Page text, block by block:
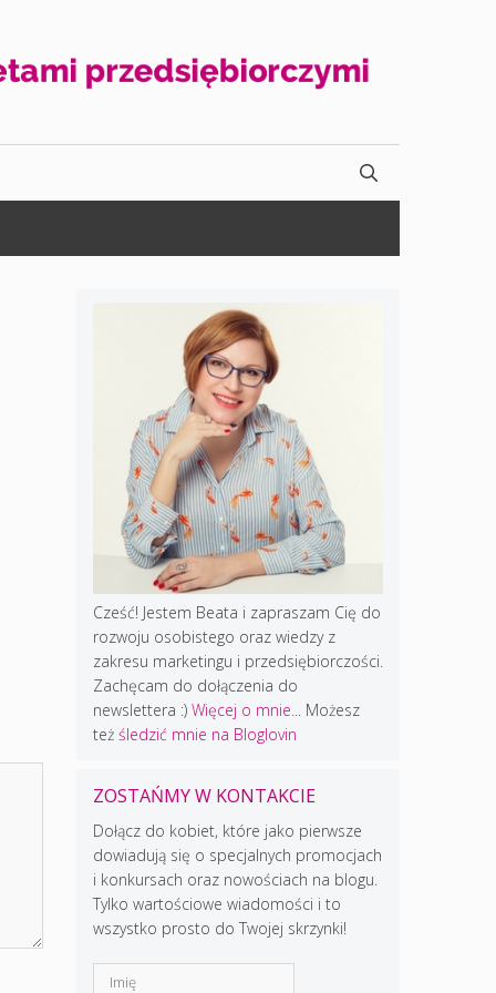
Cześć! Jestem Beata i zapraszam Cię do
rozwoju osobistego oraz wiedzy z
zakresu marketingu i przedsiębiorczości.
Zachęcam do dołączenia do
newslettera :) Więcej o mnie...
Możesz
też śledzić mnie na Bloglovin
ZOSTAŃMY W KONTAKCIE
Dołącz do kobiet, które jako pierwsze
dowiadują się o specjalnych promocjach
i konkursach oraz nowościach na blogu.
Tylko wartościowe wiadomości i to
wszystko prosto do Twojej skrzynki!